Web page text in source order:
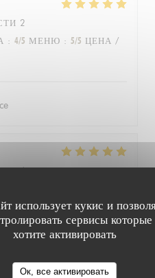
использует кукис и
сервисы
хотите активировать
Ок, все активировать
2
: 4/5 МЕНЮ : 5/5 ЦЕНА /
4